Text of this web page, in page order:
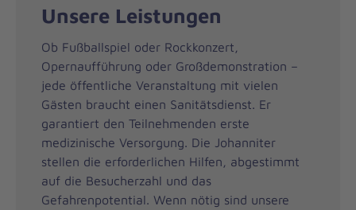
Unsere Leistungen
Ob Fußballspiel oder Rockkonzert,
Opernaufführung oder Großdemonstration –
jede öffentliche Veranstaltung mit vielen
Gästen braucht einen Sanitätsdienst. Er
garantiert den Teilnehmenden erste
medizinische Versorgung. Die Johanniter
stellen die erforderlichen Hilfen, abgestimmt
auf die Besucherzahl und das
Gefahrenpotential. Wenn nötig sind unsere